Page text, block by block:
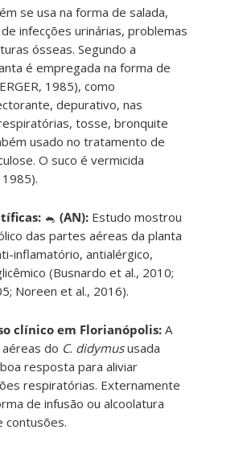
se usa na forma de salada,
infecções urinárias, problemas
ósseas. Segundo a
é empregada na forma de
1985), como
depurativo, nas
tosse, bronquite
usado no tratamento de
O suco é vermicida
1985).
🐁(AN): Estudo mostrou
das partes aéreas da planta
inflamatório, antialérgico,
(Busnardo et al., 2010;
Noreen et al., 2016).
clínico em Florianópolis:A
do C. didymususada
resposta para aliviar
respiratórias. Externamente
de infusão ou alcoolatura
contusões.